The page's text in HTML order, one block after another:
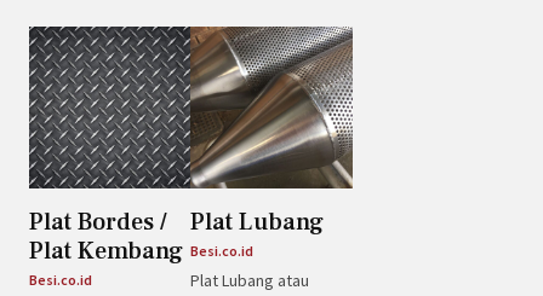
Plat Bordes /
Plat Kembang
Besi.co.id
Plat Lubang
Besi.co.id
Plat Lubang atau